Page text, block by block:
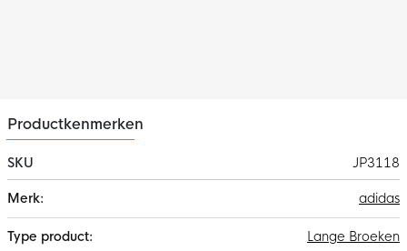
Productkenmerken
SKU
JP3118
informatie
adidas
Lange Broeken